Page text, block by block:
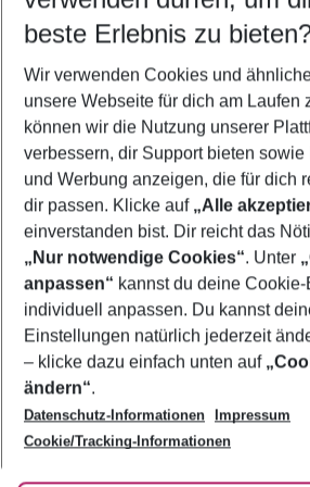
5-8 Nächte
2 Erwachsene Keine Kinder
Mehr Filter anzeigen
Footer
Footer navigation
Über uns
AGB
Bestpreisgarantie
Cookie-Einstellungen ändern
Cookie-Richtlinie
Agenturbetreuung
Barrierefreies Reisen
Folge uns
beste Erlebnis zu
Wir verwenden Cookies und
unsere Webseite für dich am Laufen
können wir die Nutzung unserer
verbessern, dir Support bieten sowie
und Werbung anzeigen, die für dich
dir passen. Klicke auf „Alle
einverstanden bist. Dir reicht das
„Nur notwendige Cookies“. Unter
anpassen“ kannst du deine
individuell anpassen. Du kannst
Einstellungen natürlich jederzeit
– klicke dazu einfach unten auf
ändern“.
Datenschutz-Informationen
Impressum
Cookie/Tracking-Informationen